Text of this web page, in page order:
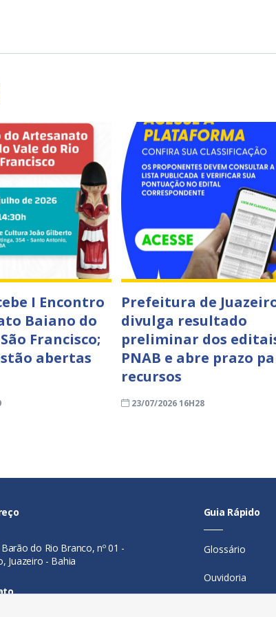
I Encontro
Baiano do
Francisco;
abertas
Prefeitura de
divulga resultado
preliminar dos
PNAB e abre prazo
recursos
23/07/2026 16H28
do Rio Branco, nº 01 -
Juazeiro - Bahia
Guia Rápido
Glossário
Ouvidoria